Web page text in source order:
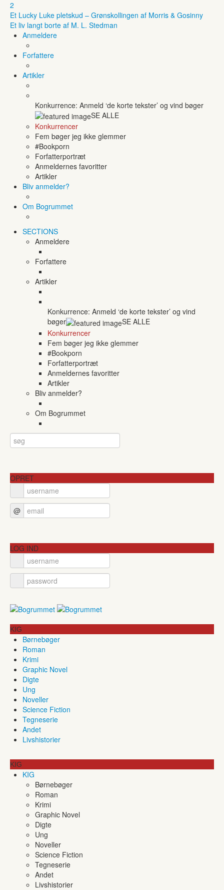
2
Et Lucky Luke pletskud – Grønskollingen af Morris & Gosinny
Et liv langt borte af M. L. Stedman
Anmeldere
Forfattere
Artikler
Konkurrence: Anmeld ‘de korte tekster’ og vind bøger
SE ALLE
Konkurrencer
Fem bøger jeg ikke glemmer
#Bookporn
Forfatterportræt
Anmeldernes favoritter
Artikler
Bliv anmelder?
Om Bogrummet
SECTIONS
Anmeldere
Forfattere
Artikler
Konkurrence: Anmeld ‘de korte tekster’ og vind
bøger
SE ALLE
Konkurrencer
Fem bøger jeg ikke glemmer
#Bookporn
Forfatterportræt
Anmeldernes favoritter
Artikler
Bliv anmelder?
Om Bogrummet
OPRET
@
LOG IND
KIG
Børnebøger
Roman
Krimi
Graphic Novel
Digte
Ung
Noveller
Science Fiction
Tegneserie
Andet
Livshistorier
KIG
KIG
Børnebøger
Roman
Krimi
Graphic Novel
Digte
Ung
Noveller
Science Fiction
Tegneserie
Andet
Livshistorier